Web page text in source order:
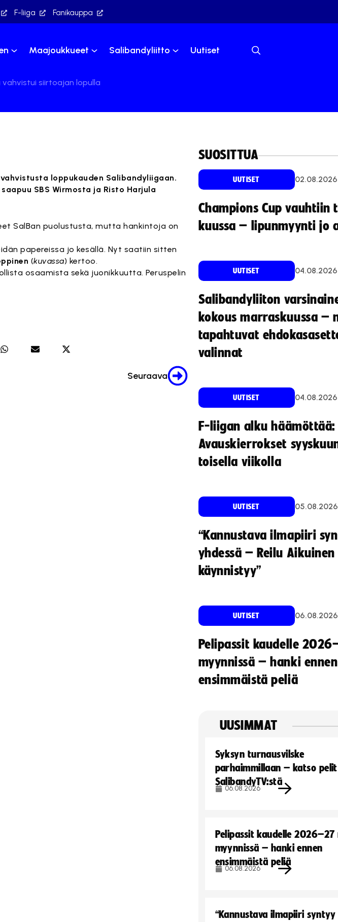
F-liiga Fanikauppa
Maajoukkueet Salibandyliitto Uutiset
vahvistui siirtoajan lopulla
loppukauden Salibandyliigaan.
SBS Wirmosta ja Risto Harjula
SalBan puolustusta, mutta hankintoja on
papereissa jo kesällä. Nyt saatiin sitten
(kuvassa) kertoo.
osaamista sekä juonikkuutta. Peruspelin
Seuraava
SUOSITTUA
UUTISET 02.08.2026
Champions Cup vauhtiin
kuussa – lipunmyynti jo
UUTISET 04.08.2026
Salibandyliiton
kokous marraskuussa –
tapahtuvat
valinnat
UUTISET 04.08.2026
F-liigan alku häämöttää:
Avauskierrokset
toisella viikolla
UUTISET 05.08.2026
“Kannustava ilmapiiri
yhdessä – Reilu
käynnistyy”
UUTISET 06.08.2026
Pelipassit kaudelle
myynnissä – hanki ennen
ensimmäistä peliä
UUSIMMAT
Syksyn turnausvilske
parhaimmillaan – katso pelit
SalibandyTV:stä
06.08.2026
Pelipassit kaudelle
myynnissä – hanki ennen
ensimmäistä peliä
06.08.2026
“Kannustava ilmapiiri syntyy